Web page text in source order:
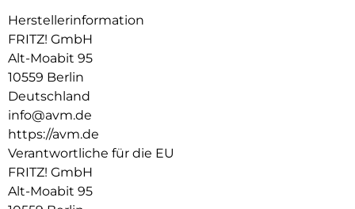
Telefonanlage mit DECTBasisstation sowie ein Anschluss für
Kommunikationsangebot.
Innovatives Wi-Fi 6 (WLAN AX) für ein Mesh-Heimnetz mit
vielen WLAN-Endgeräten:
Der neue Standard Wi-Fi 6 (WLAN AX) trägt der stetig
wachsenden Zahl an WLAN-Geräten Rechnung. Durch
Verringerung der Latenzzeiten und neues
Modulationsverfahren OFDMA mit QAM-1024 sorgt Wi-Fi 6
(WLAN AX) für einen schnellen und stabilen Datenfluss.
Insgesamt steht eine Bandbreite von 1.800 MBit/s im 5-
GHzBand und 600 MBit/s im 2,4-GHz-Band für viele parallele
Herstellerinformation
FRITZ! GmbH
Alt-Moabit 95
10559 Berlin
Deutschland
info@avm.de
https://avm.de
Verantwortliche für die EU
FRITZ! GmbH
Alt-Moabit 95